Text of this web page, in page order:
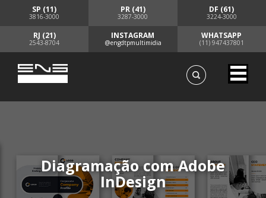
SP (11)
3816-3000
PR (41)
3287-3000
DF (61)
3224-3000
RJ (21)
2543-8704
INSTAGRAM
@engdtpmultimidia
WHATSAPP
(11) 947437801
Diagramação com Adobe
InDesign